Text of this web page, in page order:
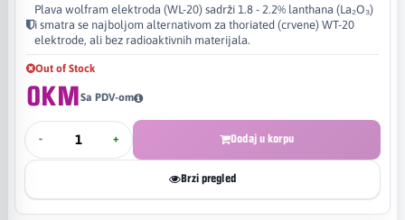
Plava wolfram elektroda (WL-20) sadrži 1.8 - 2.2% lanthana (La₂O₃)
i smatra se najboljom alternativom za thoriated (crvene) WT-20
elektrode, ali bez radioaktivnih materijala.
Out of Stock
0KMSa PDV-om
- + Dodaj u korpu
Brzi pregled